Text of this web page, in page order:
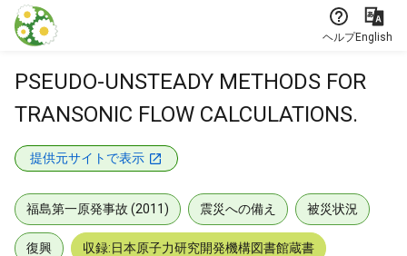
本文に飛ぶ
ヘルプEnglish
PSEUDO-UNSTEADY METHODS FOR
TRANSONIC FLOW CALCULATIONS.
提供元サイトで表示
福島第一原発事故 (2011) 震災への備え 被災状況
復興 収録:日本原子力研究開発機構図書館蔵書